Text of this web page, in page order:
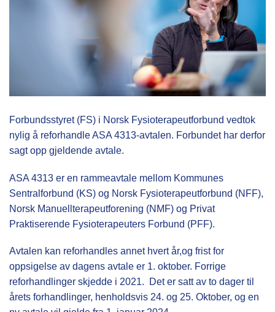
Forbundsstyret (FS) i Norsk Fysioterapeutforbund vedtok
nylig å reforhandle ASA 4313-avtalen. Forbundet har derfor
sagt opp gjeldende avtale.
ASA 4313 er en rammeavtale mellom Kommunes
Sentralforbund (KS) og Norsk Fysioterapeutforbund (NFF),
Norsk Manuellterapeutforening (NMF) og Privat
Praktiserende Fysioterapeuters Forbund (PFF).
Avtalen kan reforhandles annet hvert år,og frist for
oppsigelse av dagens avtale er 1. oktober. Forrige
reforhandlinger skjedde i 2021. Det er satt av to dager til
årets forhandlinger, henholdsvis 24. og 25. Oktober, og en